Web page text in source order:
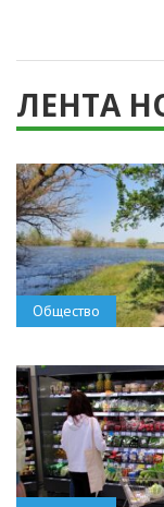
ЛЕНТА
Общество